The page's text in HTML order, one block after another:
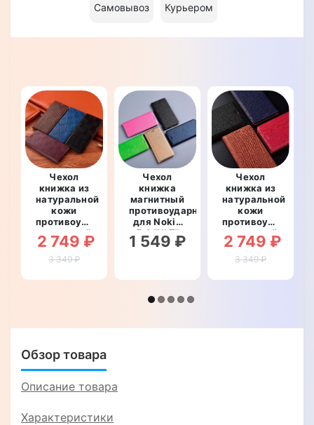
Самовывоз Курьером
Чехол
книжка из
натуральной
кожи
противоударный
магнитный
для Nokia
5.4
2 749 ₽
3 349 ₽
Чехол
книжка
магнитный
противоударный
для Nokia
5.4 "HLT"
1 549 ₽
Чехол
книжка из
натуральной
кожи
противоударный
магнитный
для Nokia
5.4
2 749 ₽
3 349 ₽
Обзор товара
Описание товара
Характеристики